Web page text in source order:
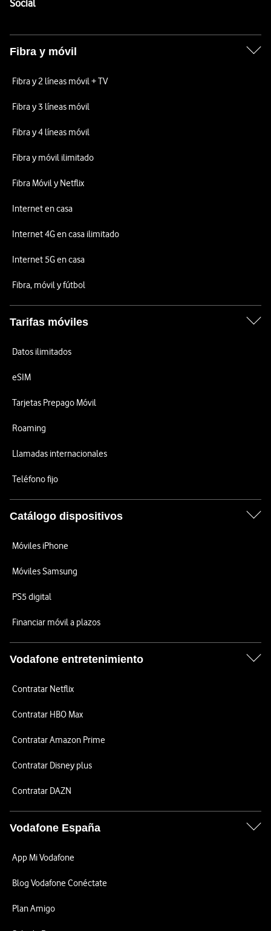
SocialEnlaces a las redes sociales de Vodafone
Fibra y móvil
Fibra y 2 líneas móvil + TV
Fibra y 3 líneas móvil
Fibra y 4 líneas móvil
Fibra y móvil ilimitado
Fibra Móvil y Netflix
Internet en casa
Internet 4G en casa ilimitado
Internet 5G en casa
Fibra, móvil y fútbol
Tarifas móviles
Datos ilimitados
eSIM
Tarjetas Prepago Móvil
Roaming
Llamadas internacionales
Teléfono fijo
Catálogo dispositivos
Móviles iPhone
Móviles Samsung
PS5 digital
Financiar móvil a plazos
Vodafone entretenimiento
Contratar Netflix
Contratar HBO Max
Contratar Amazon Prime
Contratar Disney plus
Contratar DAZN
Vodafone España
App Mi Vodafone
Blog Vodafone Conéctate
Plan Amigo